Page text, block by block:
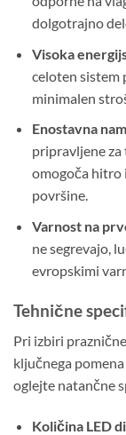
dolgotrajno
Visoka
celoten sistem
minimalen
Enostavna
pripravljene
omogoča hitro
površine.
Varnost na
ne segrevajo,
evropskimi
Tehnične
Pri izbiri
ključnega
oglejte natančne
Količina LED